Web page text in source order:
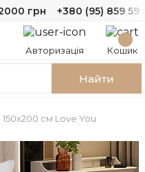
грн +380 (95) 859 59
Авторизація Кошик
Найти
см Love You